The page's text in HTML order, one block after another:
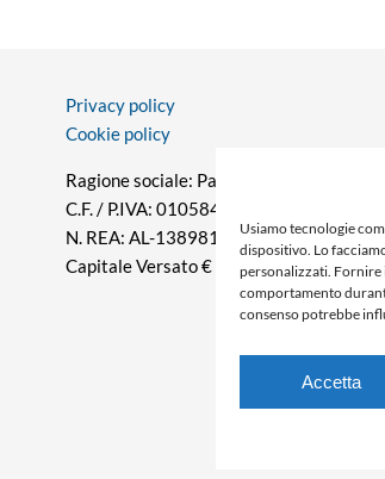
Usiamo tecnologie
dispositivo. Lo
personalizzati. Fornire
comportamento
consenso potrebbe
Accetta
Privacy policy
Cookie policy
Ragione sociale: Panorama S.r.l.
C.F. / P.IVA: 01058470061
N. REA: AL-138981
Capitale Versato € 10.000,00